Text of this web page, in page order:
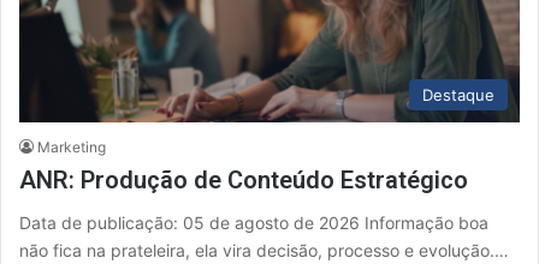
Destaque
Marketing
ANR: Produção de Conteúdo Estratégico
Data de publicação: 05 de agosto de 2026 Informação boa
não fica na prateleira, ela vira decisão, processo e evolução.…